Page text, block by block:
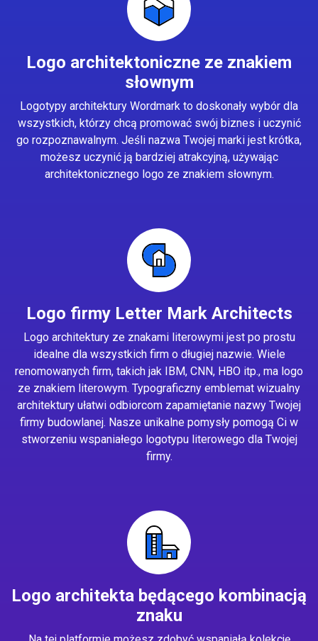
Logo architektoniczne ze znakiem
słownym
Logotypy architektury Wordmark to doskonały wybór dla
wszystkich, którzy chcą promować swój biznes i uczynić
go rozpoznawalnym. Jeśli nazwa Twojej marki jest krótka,
możesz uczynić ją bardziej atrakcyjną, używając
architektonicznego logo ze znakiem słownym.
Logo firmy Letter Mark Architects
Logo architektury ze znakami literowymi jest po prostu
idealne dla wszystkich firm o długiej nazwie. Wiele
renomowanych firm, takich jak IBM, CNN, HBO itp., ma logo
ze znakiem literowym. Typograficzny emblemat wizualny
architektury ułatwi odbiorcom zapamiętanie nazwy Twojej
firmy budowlanej. Nasze unikalne pomysły pomogą Ci w
stworzeniu wspaniałego logotypu literowego dla Twojej
firmy.
Logo architekta będącego kombinacją
znaku